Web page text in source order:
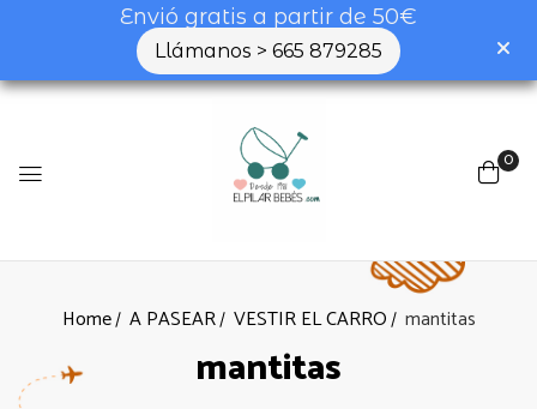
Envió gratis a partir de 50€
Llámanos > 665 879285
0
Home A PASEAR VESTIR EL CARRO mantitas
mantitas